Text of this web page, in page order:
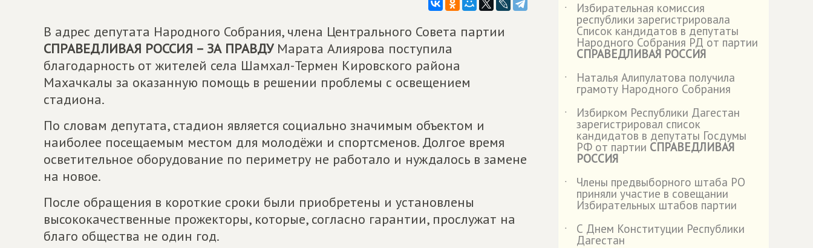
В адрес депутата Народного Собрания, члена Центрального Совета партии
СПРАВЕДЛИВАЯ РОССИЯ – ЗА ПРАВДУМарата Алиярова поступила
благодарность от жителей села Шамхал-Термен Кировского района
Махачкалы за оказанную помощь в решении проблемы с освещением
стадиона.
По словам депутата, стадион является социально значимым объектом и
наиболее посещаемым местом для молодёжи и спортсменов. Долгое время
осветительное оборудование по периметру не работало и нуждалось в замене
на новое.
После обращения в короткие сроки были приобретены и установлены
высококачественные прожекторы, которые, согласно гарантии, прослужат на
благо общества не один год.
˙ Избирательная комиссия
республики зарегистрировала
Список кандидатов в депутаты
Народного Собрания РД от партии
СПРАВЕДЛИВАЯ РОССИЯ
˙
Наталья Алипулатова получила
грамоту Народного Собрания
˙
Избирком Республики Дагестан
зарегистрировал список
кандидатов в депутаты Госдумы
РФ от партии СПРАВЕДЛИВАЯ
РОССИЯ
˙
Члены предвыборного штаба РО
приняли участие в совещании
Избирательных штабов партии
˙
С Днем Конституции Республики
Дагестан